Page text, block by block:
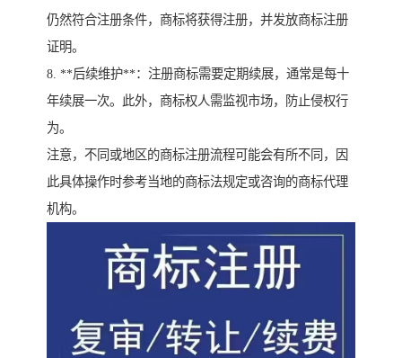
仍然符合注册条件，商标将获得注册，并发放商标注册
证明。
8. **后续维护**：注册商标需要定期续展，通常是每十
年续展一次。此外，商标权人需监视市场，防止侵权行
为。
注意，不同或地区的商标注册流程可能会有所不同，因
此具体操作时参考当地的商标法规定或咨询的商标代理
机构。